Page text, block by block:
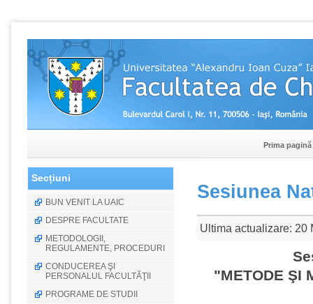
Prima pagină
Secțiuni
BUN VENIT LA UAIC
DESPRE FACULTATE
METODOLOGII,
REGULAMENTE, PROCEDURI
CONDUCEREA ŞI
PERSONALUL FACULTĂŢII
PROGRAME DE STUDII
Sesiunea
Ultima actualizare: 20
"METODE ŞI